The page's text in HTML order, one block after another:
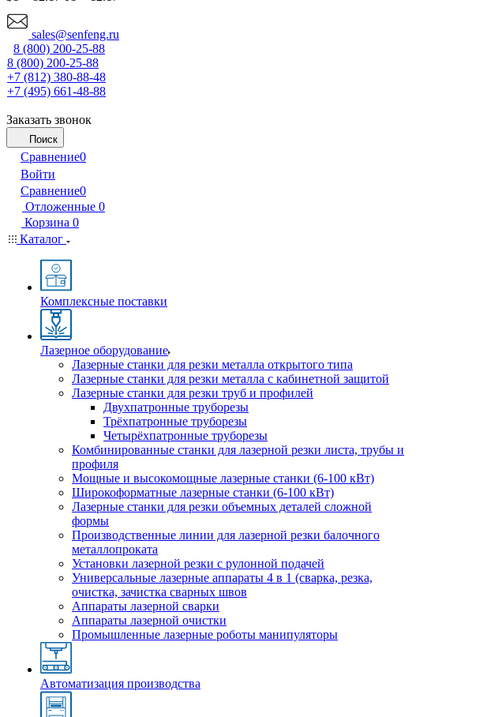
sales@senfeng.ru
8 (800) 200-25-88
8 (800) 200-25-88
+7 (812) 380-88-48
+7 (495) 661-48-88
Заказать звонок
Поиск
Сравнение0
Войти
Сравнение0
Отложенные 0
Корзина 0
Каталог
Комплексные поставки
Лазерное оборудование
Лазерные станки для резки металла открытого типа
Лазерные станки для резки металла с кабинетной защитой
Лазерные станки для резки труб и профилей
Двухпатронные труборезы
Трёхпатронные труборезы
Четырёхпатронные труборезы
Комбинированные станки для лазерной резки листа, трубы и
профиля
Мощные и высокомощные лазерные станки (6-100 кВт)
Широкоформатные лазерные станки (6-100 кВт)
Лазерные станки для резки объемных деталей сложной
формы
Производственные линии для лазерной резки балочного
металлопроката
Установки лазерной резки с рулонной подачей
Универсальные лазерные аппараты 4 в 1 (сварка, резка,
очистка, зачистка сварных швов
Аппараты лазерной сварки
Аппараты лазерной очистки
Промышленные лазерные роботы манипуляторы
Автоматизация производства